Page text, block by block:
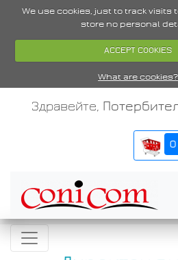
We use cookies, just to track visits
store no personal
ACCEPT COOKIES
What are cookies?
Здравейте,
0